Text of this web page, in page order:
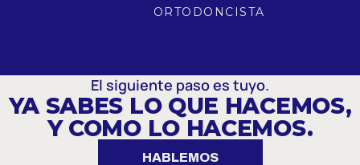
ORTODONCISTA
El siguiente paso es tuyo.
YA SABES LO QUE HACEMOS,
Y COMO LO HACEMOS.
HABLEMOS